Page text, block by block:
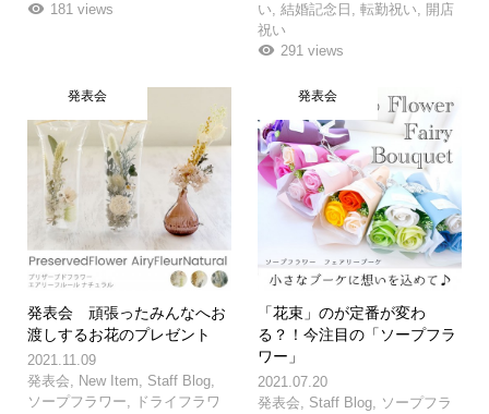
181 views
い,結婚記念日 ,転勤祝い, 開店
祝い
291 views
発表会
発表会 頑張ったみんなへお
渡しするお花のプレゼント
2021.11.09
発表会
New Item Staff Blog,
ソープフラワー
ドライフラワ
発表会
「花束」のが定番が変わ
る？！今注目の「ソープフラ
ワー」
2021.07.20
発表会
Staff Blog
ソープフラ